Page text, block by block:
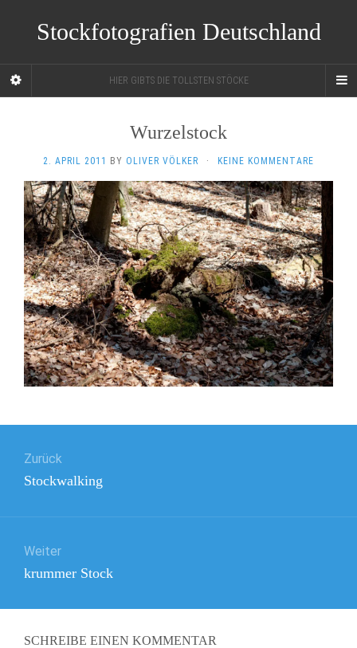
Stockfotografien Deutschland
HIER GIBTS DIE TOLLSTEN STÖCKE
Wurzelstock
2. APRIL 2011 BY OLIVER VÖLKER · KEINE KOMMENTARE
Zurück
Vorheriger
Stockwalking
Weiter
Nächster
krummer Stock
SCHREIBE EINEN KOMMENTAR